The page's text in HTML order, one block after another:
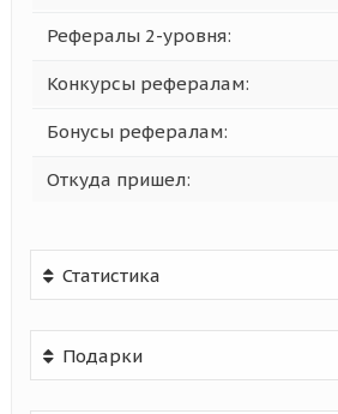
Рефералы 2-уровня:
Конкурсы рефералам:
Бонусы рефералам:
Откуда пришел:
Статистика
Подарки